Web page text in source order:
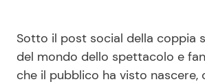
Sotto il post social della coppia
del mondo dello spettacolo e
che il pubblico ha visto